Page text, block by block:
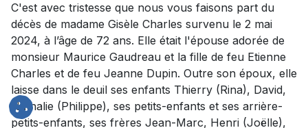
C'est avec tristesse que nous vous faisons part du
décès de madame Gisèle Charles survenu le 2 mai
2024, à l’âge de 72 ans. Elle était l'épouse adorée de
monsieur Maurice Gaudreau et la fille de feu Etienne
Charles et de feu Jeanne Dupin. Outre son époux, elle
laisse dans le deuil ses enfants Thierry (Rina), David,
Nathalie (Philippe), ses petits-enfants et ses arrière-
petits-enfants, ses frères Jean-Marc, Henri (Joëlle),